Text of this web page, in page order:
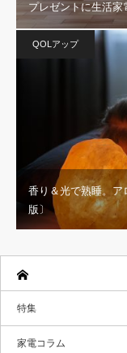
プレゼントに生活家
QOLアップ
香り＆光で熟睡。
版〕
特集
家電コラム